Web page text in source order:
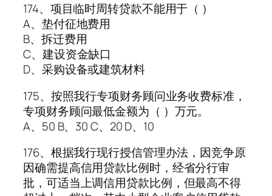
174、项目临时周转贷款不能用于（ ）
A、垫付征地费用
B、拆迁费用
C、建设资金缺口
D、采购设备或建筑材料
175、按照我行专项财务顾问业务收费标准，
专项财务顾问最低金额为（ ）万元。
A、50 B、30 C、20 D、10
176、根据我行现行授信管理办法，因竞争原
因确需提高信用贷款比例时，经省分行审
批，可适当上调信用贷款比例，但最高不得